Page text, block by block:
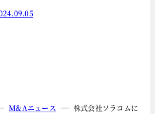
M&Aニュース 株式会社ソラコムによ